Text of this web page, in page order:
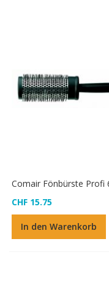
Comair Fönbürste Profi
CHF 15.75
In den Warenkorb